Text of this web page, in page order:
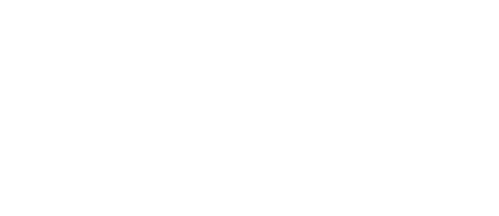
です。
ありません。
です。
ず変更すること